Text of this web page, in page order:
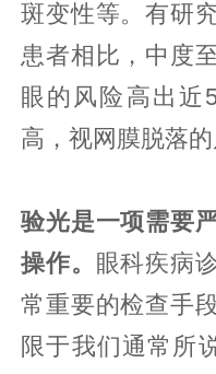
斑变性等。有研
患者相比，中度
眼的风险高出近
高，视网膜脱落的
验光是一项需要
操作。
眼科疾病
常重要的检查手
限于我们通常所